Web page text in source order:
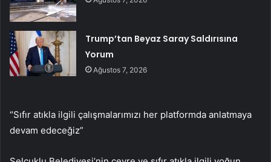
Trump’tan Beyaz Saray Saldırısına
Yorum
Ağustos 7, 2026
“Sıfır atıkla ilgili çalışmalarımızı her platformda anlatmaya
devam edeceğiz”